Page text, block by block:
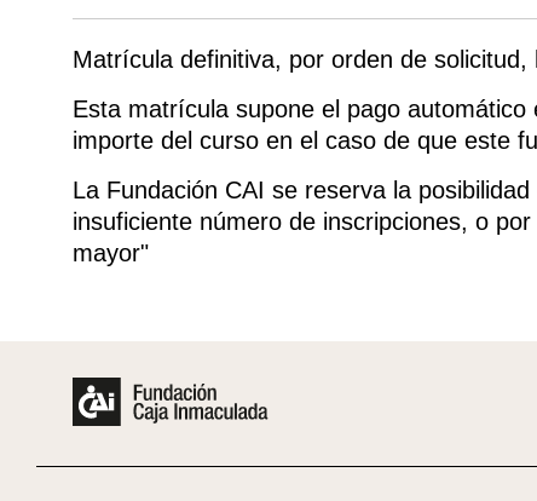
Matrícula definitiva, por orden de
Esta matrícula supone el pago
importe del curso en el caso de que este
La Fundación CAI se reserva la
insuficiente número de inscripciones, o
mayor"